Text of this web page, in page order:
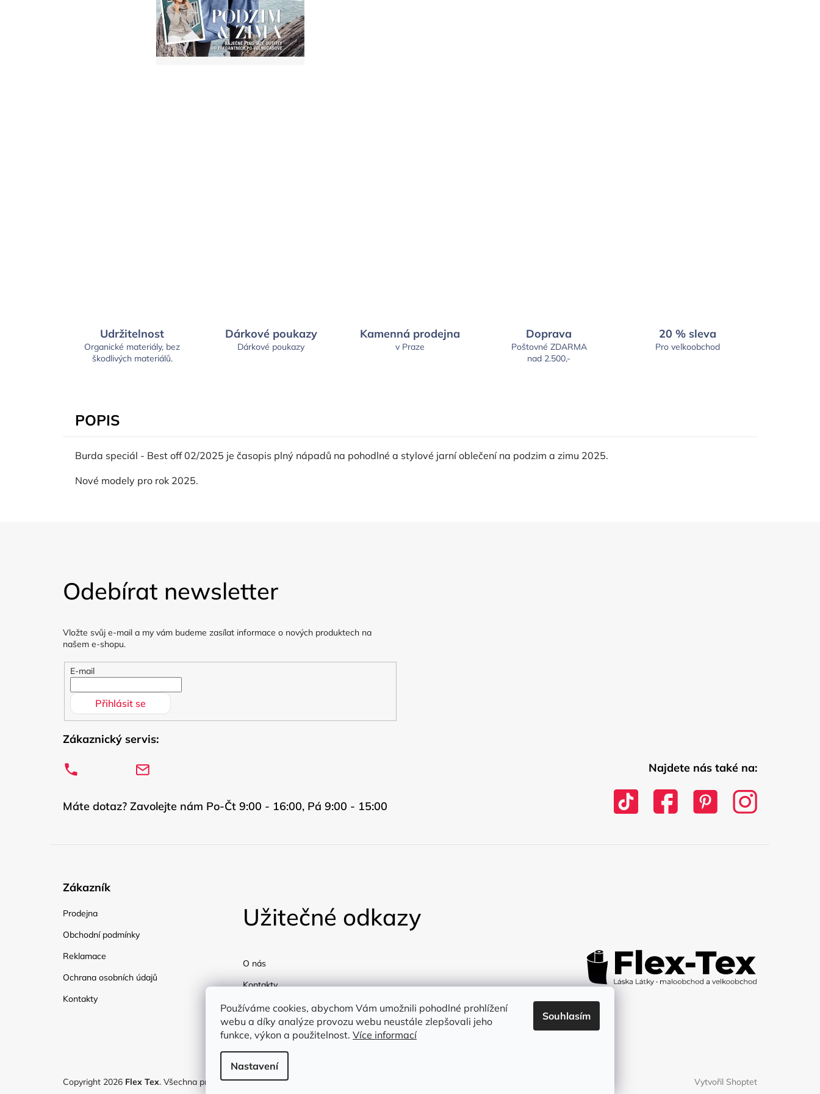
Používáme cookies, abychom Vám umožnili pohodlné prohlížení
webu a díky analýze provozu webu neustále zlepšovali jeho
funkce, výkon a použitelnost. Více informací
Nastavení
Souhlasím
Udržitelnost
Organické materiály, bez
škodlivých materiálů.
Dárkové poukazy
Dárkové poukazy
Kamenná prodejna
v Praze
Doprava
Poštovné ZDARMA
nad 2.500,-
20 % sleva
Pro velkoobchod
POPIS
Burda speciál - Best off 02/2025 je časopis plný nápadů na pohodlné a stylové jarní oblečení na podzim a zimu 2025.
Nové modely pro rok 2025.
Odebírat newsletter
Vložte svůj e-mail a my vám budeme zasílat informace o nových produktech na
našem e-shopu.
E-mail
Přihlásit se
Zákaznický servis:
Máte dotaz? Zavolejte nám Po-Čt 9:00 - 16:00, Pá 9:00 - 15:00
Najdete nás také na:
Zákazník
Prodejna
Obchodní podmínky
Reklamace
Ochrana osobních údajů
Kontakty
Užitečné odkazy
O nás
Kontakty
Doprava
Blog
Vytvořil Shoptet
Copyright 2026 Flex Tex. Všechna práva vyhrazena.